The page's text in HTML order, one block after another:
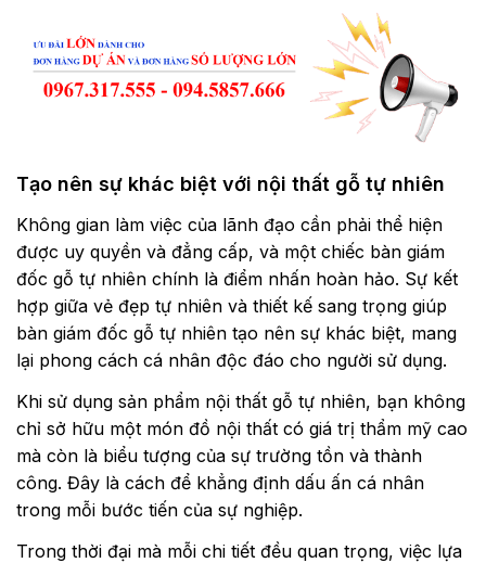
Tạo nên sự khác biệt với nội thất gỗ tự nhiên
Không gian làm việc của lãnh đạo cần phải thể hiện
được uy quyền và đẳng cấp, và một chiếc bàn giám
đốc gỗ tự nhiên chính là điểm nhấn hoàn hảo. Sự kết
hợp giữa vẻ đẹp tự nhiên và thiết kế sang trọng giúp
bàn giám đốc gỗ tự nhiên tạo nên sự khác biệt, mang
lại phong cách cá nhân độc đáo cho người sử dụng.
Khi sử dụng sản phẩm nội thất gỗ tự nhiên, bạn không
chỉ sở hữu một món đồ nội thất có giá trị thẩm mỹ cao
mà còn là biểu tượng của sự trường tồn và thành
công. Đây là cách để khẳng định dấu ấn cá nhân
trong mỗi bước tiến của sự nghiệp.
Trong thời đại mà mỗi chi tiết đều quan trọng, việc lựa